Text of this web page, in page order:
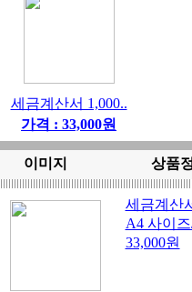
세금계산서 1,000..
가격 : 33,000원
이미지 상품
세금계산
A4 사이
33,000원